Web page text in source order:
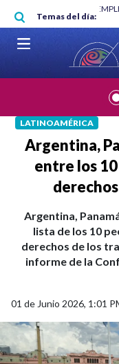
Pasar al contenido
Temas del día:
"HABLAR NO ES
LATINOAMÉRICA
Argentina,
entre los
Argentina,
lista de los 10
derechos de los
informe de la
01 de Junio 2026, 1:01